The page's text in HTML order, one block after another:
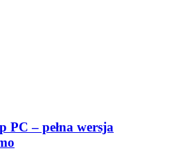
PC – pełna wersja